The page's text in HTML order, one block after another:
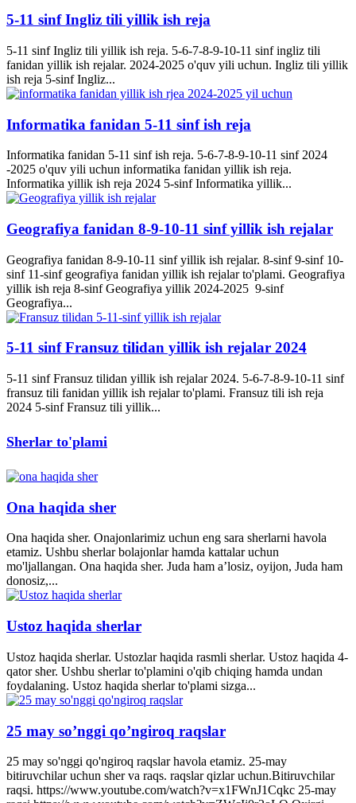
5-11 sinf Ingliz tili yillik ish reja
5-11 sinf Ingliz tili yillik ish reja. 5-6-7-8-9-10-11 sinf ingliz tili
fanidan yillik ish rejalar. 2024-2025 o'quv yili uchun. Ingliz tili yillik
ish reja 5-sinf Ingliz...
Informatika fanidan 5-11 sinf ish reja
Informatika fanidan 5-11 sinf ish reja. 5-6-7-8-9-10-11 sinf 2024
-2025 o'quv yili uchun informatika fanidan yillik ish reja.
Informatika yillik ish reja 2024 5-sinf Informatika yillik...
Geografiya fanidan 8-9-10-11 sinf yillik ish rejalar
Geografiya fanidan 8-9-10-11 sinf yillik ish rejalar. 8-sinf 9-sinf 10-
sinf 11-sinf geografiya fanidan yillik ish rejalar to'plami. Geografiya
yillik ish reja 8-sinf Geografiya yillik 2024-2025 9-sinf
Geografiya...
5-11 sinf Fransuz tilidan yillik ish rejalar 2024
5-11 sinf Fransuz tilidan yillik ish rejalar 2024. 5-6-7-8-9-10-11 sinf
fransuz tili fanidan yillik ish rejalar to'plami. Fransuz tili ish reja
2024 5-sinf Fransuz tili yillik...
Sherlar to'plami
Ona haqida sher
Ona haqida sher. Onajonlarimiz uchun eng sara sherlarni havola
etamiz. Ushbu sherlar bolajonlar hamda kattalar uchun
mo'ljallangan. Ona haqida sher. Juda ham a’losiz, oyijon, Juda ham
donosiz,...
Ustoz haqida sherlar
Ustoz haqida sherlar. Ustozlar haqida rasmli sherlar. Ustoz haqida 4-
qator sher. Ushbu sherlar to'plamini o'qib chiqing hamda undan
foydalaning. Ustoz haqida sherlar to'plami sizga...
25 may so’nggi qo’ngiroq raqslar
25 may so'nggi qo'ngiroq raqslar havola etamiz. 25-may
bitiruvchilar uchun sher va raqs. raqslar qizlar uchun.Bitiruvchilar
raqsi. https://www.youtube.com/watch?v=x1FWnJ1Cqkc 25-may